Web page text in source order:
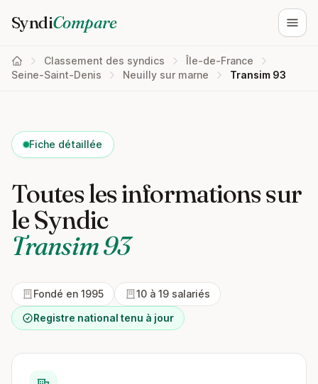
SyndiCompare
Classement des syndics
Île-de-France
Seine-Saint-Denis
Neuilly sur marne Transim 93
Fiche détaillée
Toutes les informations sur
le Syndic
Transim 93
Fondé en 1995
10 à 19 salariés
Registre national tenu à jour